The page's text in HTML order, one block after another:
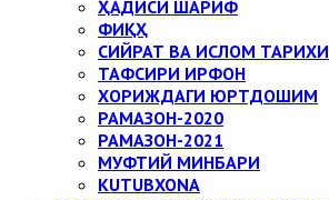
ҲАДИСИ ШАРИФ
ФИҚҲ
СИЙРАТ ВА ИСЛОМ ТАРИХИ
ТАФСИРИ ИРФОН
ХОРИЖДАГИ ЮРТДОШИМ
РАМАЗОН-2020
РАМАЗОН-2021
МУФТИЙ МИНБАРИ
KUTUBXONA